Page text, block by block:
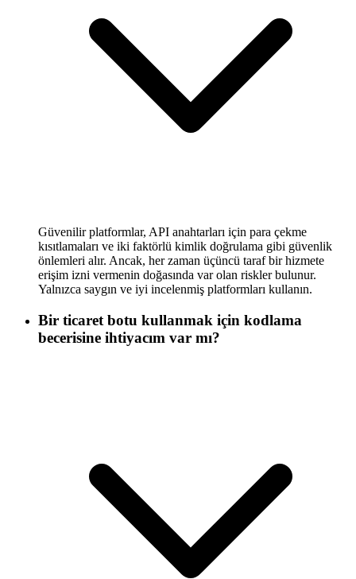
Güvenilir platformlar, API anahtarları için para çekme
kısıtlamaları ve iki faktörlü kimlik doğrulama gibi güvenlik
önlemleri alır. Ancak, her zaman üçüncü taraf bir hizmete
erişim izni vermenin doğasında var olan riskler bulunur.
Yalnızca saygın ve iyi incelenmiş platformları kullanın.
Bir ticaret botu kullanmak için kodlama
becerisine ihtiyacım var mı?